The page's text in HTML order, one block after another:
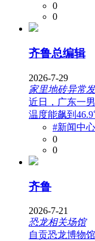
0
0
齐鲁总编辑
2026-7-29
家里地砖异常
近日，广东一
温度能飙到
#新闻中心
0
0
齐鲁
2026-7-21
恐龙相关场馆
自贡恐龙博物